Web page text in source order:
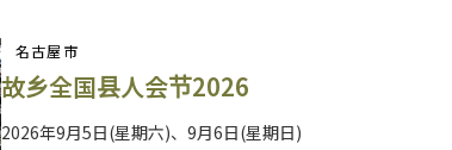
名古屋市
故乡全国县人会节2026
2026年9月5日(星期六)、9月6日(星期日)